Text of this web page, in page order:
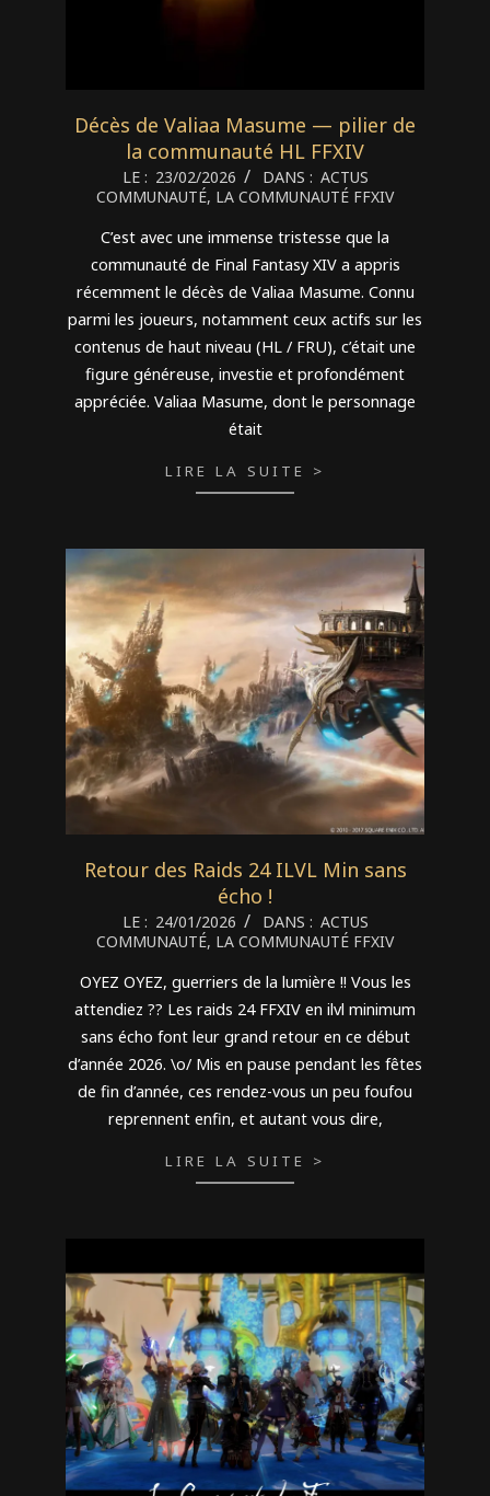
Décès de Valiaa Masume — pilier de
la communauté HL FFXIV
LE : 23/02/2026 DANS : ACTUS
COMMUNAUTÉ, LA COMMUNAUTÉ FFXIV
C’est avec une immense tristesse que la
communauté de Final Fantasy XIV a appris
récemment le décès de Valiaa Masume. Connu
parmi les joueurs, notamment ceux actifs sur les
contenus de haut niveau (HL / FRU), c’était une
figure généreuse, investie et profondément
appréciée. Valiaa Masume, dont le personnage
était
LIRE LA SUITE >
Retour des Raids 24 ILVL Min sans
écho !
24
LE : 24/01/2026 DANS : ACTUS
COMMUNAUTÉ, LA COMMUNAUTÉ FFXIV
OYEZ OYEZ, guerriers de la lumière !! Vous les
attendiez ?? Les raids 24 FFXIV en ilvl minimum
sans écho font leur grand retour en ce début
d’année 2026. \o/ Mis en pause pendant les fêtes
de fin d’année, ces rendez-vous un peu foufou
reprennent enfin, et autant vous dire,
LIRE LA SUITE >